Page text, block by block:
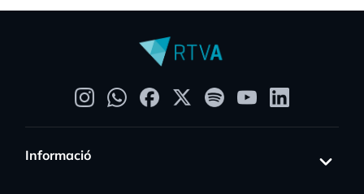
Informació